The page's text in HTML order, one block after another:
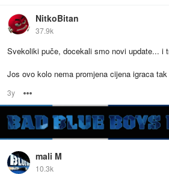
NitkoBitan
37.9k
Svekoliki puče, docekali smo novi update... i
Jos ovo kolo nema promjena cijena igraca
3y
mali M
10.3k